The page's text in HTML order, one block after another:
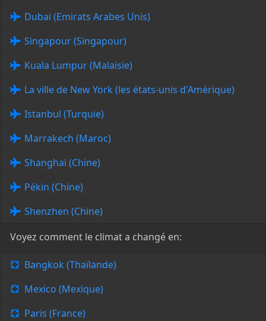
Dubai (Emirats Arabes Unis)
Singapour (Singapour)
Kuala Lumpur (Malaisie)
La ville de New York (les états-unis d'Amérique)
Istanbul (Turquie)
Marrakech (Maroc)
Shanghai (Chine)
Pékin (Chine)
Shenzhen (Chine)
Voyez comment le climat a changé en:
Bangkok (Thaïlande)
Mexico (Mexique)
Paris (France)